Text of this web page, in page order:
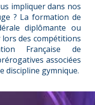
impliquer dans nos
? La formation de
diplômante ou
des compétitions
Française de
associées
discipline gymnique.